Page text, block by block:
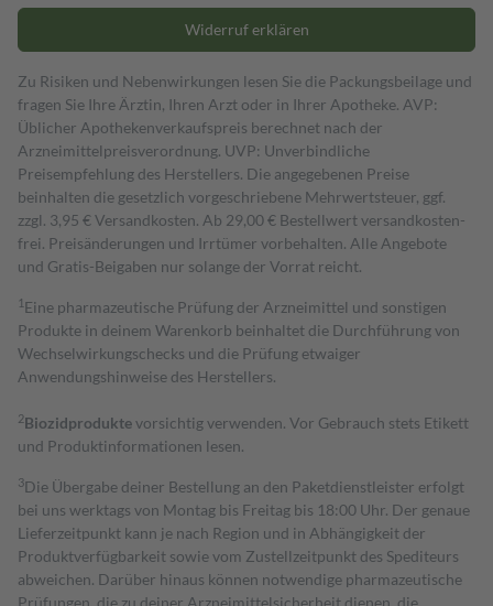
Widerruf erklären
Zu Risiken und Nebenwirkungen lesen Sie die Packungsbeilage und
fragen Sie Ihre Ärztin, Ihren Arzt oder in Ihrer Apotheke. AVP:
Üblicher Apothekenverkaufspreis berechnet nach der
Arzneimittelpreisverordnung. UVP: Unverbindliche
Preisempfehlung des Herstellers. Die angegebenen Preise
beinhalten die gesetzlich vorgeschriebene Mehrwertsteuer, ggf.
zzgl. 3,95 € Versandkosten. Ab 29,00 € Bestell­wert versand­kosten­
frei. Preisänderungen und Irrtümer vorbehalten. Alle Angebote
und Gratis-Beigaben nur solange der Vorrat reicht.
1 Eine pharmazeutische Prüfung der Arzneimittel und sonstigen
Produkte in deinem Warenkorb beinhaltet die Durchführung von
Wechselwirkungschecks und die Prüfung etwaiger
Anwendungshinweise des Herstellers.
2Biozidproduktevorsichtig verwenden. Vor Gebrauch stets Etikett
und Produktinformationen lesen.
3Die Übergabe deiner Bestellung an den Paketdienstleister erfolgt
bei uns werktags von Montag bis Freitag bis 18:00 Uhr. Der genaue
Lieferzeitpunkt kann je nach Region und in Abhängigkeit der
Produktverfügbarkeit sowie vom Zustellzeitpunkt des Spediteurs
abweichen. Darüber hinaus können notwendige pharmazeutische
Prüfungen, die zu deiner Arzneimittelsicherheit dienen, die